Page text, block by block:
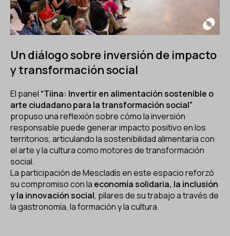
Un diálogo sobre inversión de impacto
y transformación social
El panel “Tiina: Invertir en alimentación sostenible o
arte ciudadano para la transformación social”
propuso una reflexión sobre cómo la inversión
responsable puede generar impacto positivo en los
territorios, articulando la sostenibilidad alimentaria con
el arte y la cultura como motores de transformación
social.
La participación de Mescladís en este espacio reforzó
su compromiso con la economía solidaria, la inclusión
y la innovación social, pilares de su trabajo a través de
la gastronomía, la formación y la cultura.